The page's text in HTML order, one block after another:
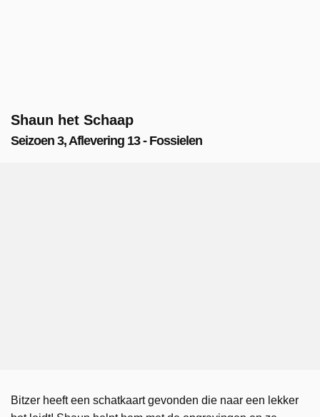
Shaun het Schaap
Seizoen 3, Aflevering 13 - Fossielen
Bitzer heeft een schatkaart gevonden die naar een lekker